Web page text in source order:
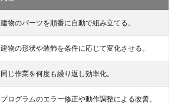
建物のパーツを順番に自動で組み立てる。
建物の形状や装飾を条件に応じて変化させる。
同じ作業を何度も繰り返し効率化。
プログラムのエラー修正や動作調整による改善。